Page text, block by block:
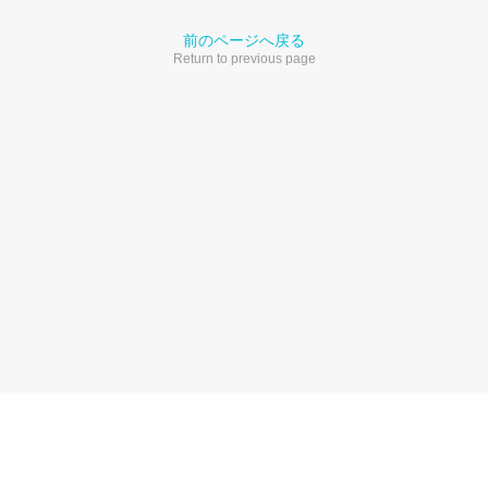
前のページへ戻る
Return to previous page